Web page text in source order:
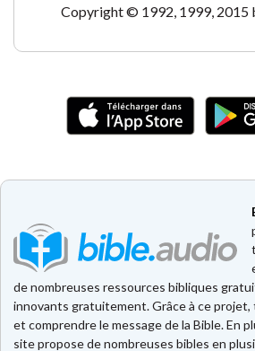
Copyright © 1992, 1999, 2015
de nombreuses ressources bibliques
innovants gratuitement. Grâce à ce
et comprendre le message de la Bible. En
site propose de nombreuses bibles en